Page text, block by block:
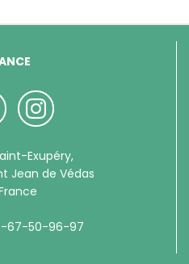
Exupéry,
de Védas
50-96-97